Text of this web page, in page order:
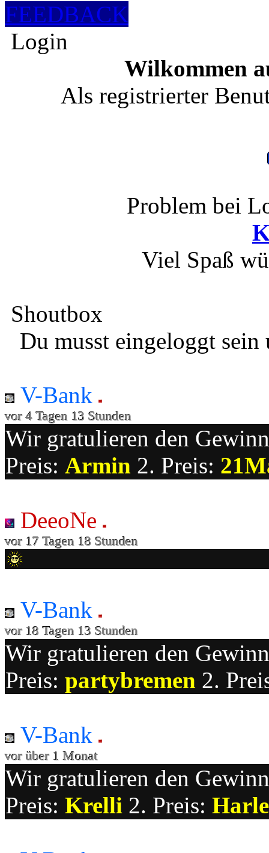
FEEDBACK
Login
Wilkommen
Als registrierter
Problem bei
Viel Spaß
Shoutbox
Du musst eingeloggt
V-Bank
vor 4 Tagen 13 Stunden
Wir gratulieren den
Preis: Armin 2. Preis:
DeeoNe
vor 17 Tagen 18 Stunden
V-Bank
vor 18 Tagen 13 Stunden
Wir gratulieren den
Preis: partybremen 2.
V-Bank
vor über 1 Monat
Wir gratulieren den
Preis: Krelli 2. Preis: